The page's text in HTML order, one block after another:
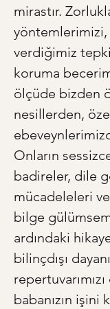
mirastır.
yöntemlerimizi,
verdiğimiz
koruma
ölçüde bizden
nesillerden,
Onların
badireler, dile
mücadeleleri
bilge
ardındaki
bilinçdışı
babanızın işini